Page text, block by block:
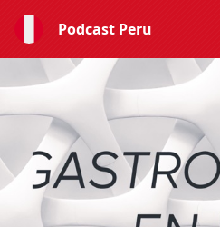
Podcast Peru